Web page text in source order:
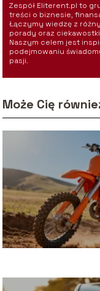
Zespół Eliterent.pl to
treści o biznesie,
Łączymy wiedzę z
porady oraz
Naszym celem jest
podejmowaniu
pasji.
Może Cię